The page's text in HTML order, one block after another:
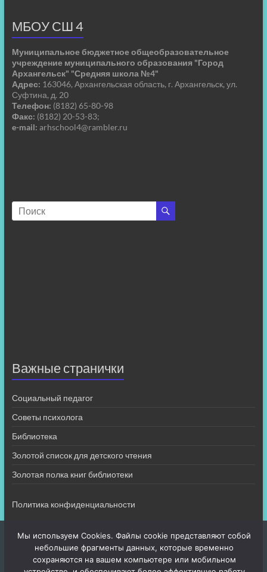
МБОУ СШ 4
Муниципальное бюджетное общеобразовательное
учреждение муниципального образования "Город
Архангельск" "Средняя школа №4"
Адрес: 163046, Архангельская область, г. Архангельск, ул.
Суфтина, д. 20
Телефон: (8182) 65-80-98
Факс: (8182) 20-53-83;
e-mail: arhschool4@rambler.ru
Важные странички
Социальный педагог
Советы психолога
Библиотека
Золотой список для детского чтения
Золотая полка книг библиотеки
Политика конфиденциальности
Мы используем Cookies. Файлы cookie представляют собой
небольшие фрагменты данных, которые временно
сохраняются на вашем компьютере или мобильном